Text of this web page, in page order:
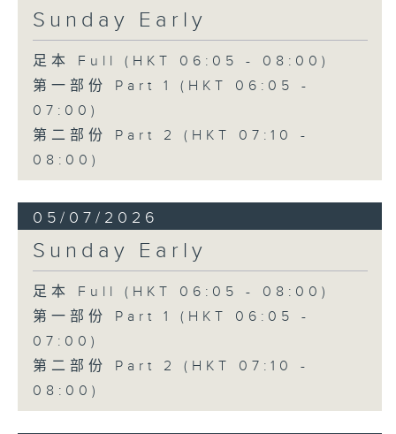
Sunday Early
足本 Full (HKT 06:05 - 08:00)
第一部份 Part 1 (HKT 06:05 -
07:00)
第二部份 Part 2 (HKT 07:10 -
08:00)
05/07/2026
Sunday Early
足本 Full (HKT 06:05 - 08:00)
第一部份 Part 1 (HKT 06:05 -
07:00)
第二部份 Part 2 (HKT 07:10 -
08:00)